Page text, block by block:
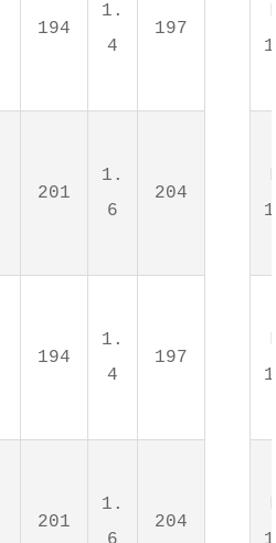
194
1.
4
197
201
1.
6
204
194
1.
4
197
201
1.
204